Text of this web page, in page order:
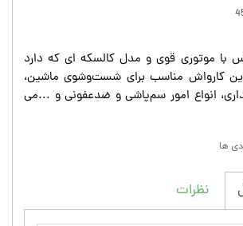
با موتوری قوی و مدل کالسکه ای که دارد
کارواش مناسب برای شست‌وشوی ماشین،
انواع امور سم‌پاشی و ضدعفونی و ...می
ها
نظرات